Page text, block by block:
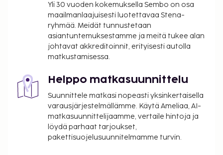
eivät voi ylittää 1000 EUR:n suuruista summaa
tässä majoituspaikassa. Saat lisätietoja asiasta
ottamalla yhteyttä majoituspaikkaan
varausvahvistuksessa olevien tietojen avulla.
Tässä kuvauksessa käytetyt valokuvat ovat osa
havainnollistamistarkoituksessa.
Asiakkaat voivat järjestää lemmikkiensä
majoituksen ottamalla yhteyttä suoraan
majoituspaikkaan käyttämällä
varausvahvistuksessa olevia yhteystietoja
(lemmikeistä veloitetaan lisämaksuja, ja niistä
Yli 30 vuoden kokemuksella Sembo on osa
maailmanlaajuisesti luotettavaa Stena-
ryhmää. Meidät tunnustetaan
asiantuntemuksestamme ja meitä tukee alan
johtavat akkreditoinnit, erityisesti autolla
matkustamisessa.
Helppo matkasuunnittelu
Suunnittele matkasi nopeasti yksinkertaisella
varausjärjestelmällämme. Käytä Ameliaa, AI-
matkasuunnittelijaamme, vertaile hintoja ja
löydä parhaat tarjoukset,
pakettisuojelusuunnitelmamme turvin.